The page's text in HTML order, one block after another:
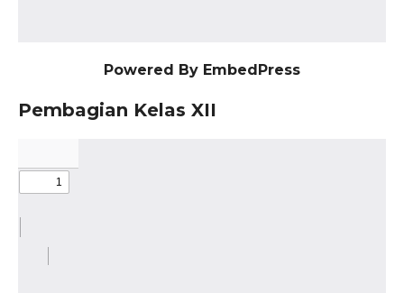
Powered By EmbedPress
Pembagian Kelas XII